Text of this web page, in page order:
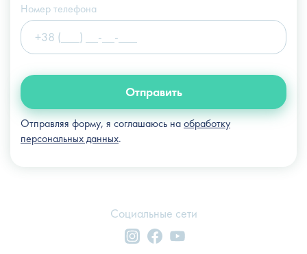
Номер телефона
Отправить
Отправляя форму, я соглашаюсь наобработку
персональных данных.
Социальные сети